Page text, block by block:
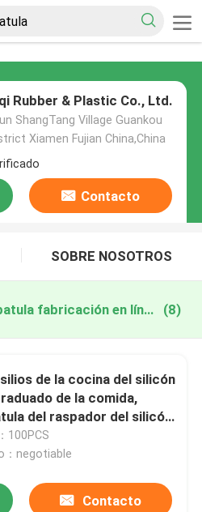
Rubber & Plastic Co., Ltd.
ShangTang Village Guankou
Xiamen Fujian China,China
Contacto
SOBRE NOSOTROS
silicone scraper spatula fabricación en línea (8)
de la cocina del silicón
de la comida,
del raspador del silicón
manija oval transparente
100PCS
：negotiable
Contacto